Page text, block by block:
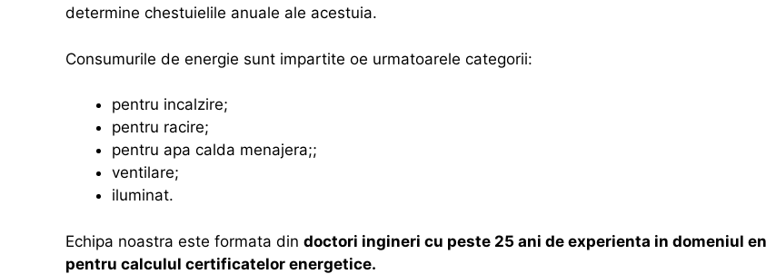
determine chestuielile anuale ale acestuia.
Consumurile de energie sunt impartite oe urmatoarele categorii:
pentru incalzire;
pentru racire;
pentru apa calda menajera;;
ventilare;
iluminat.
Echipa noastra este formata din doctori ingineri cu peste 25 ani de experienta in domeniul
pentru calculul certificatelor energetice.